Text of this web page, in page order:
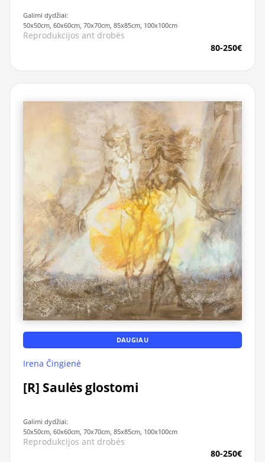
Galimi dydžiai:
50x50cm, 60x60cm, 70x70cm, 85x85cm, 100x100cm
Reprodukcijos ant drobės
80-250€
DAUGIAU
Irena Čingienė
[R] Saulės glostomi
Galimi dydžiai:
50x50cm, 60x60cm, 70x70cm, 85x85cm, 100x100cm
Reprodukcijos ant drobės
80-250€